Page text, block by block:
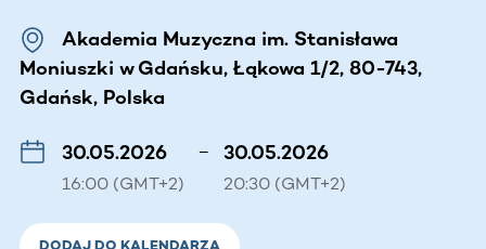
Akademia Muzyczna im. Stanisława
Moniuszki w Gdańsku, Łąkowa 1/2, 80-743,
Gdańsk, Polska
30.05.2026
16:00 (GMT+2)
– 30.05.2026
20:30 (GMT+2)
DODAJ DO KALENDARZA